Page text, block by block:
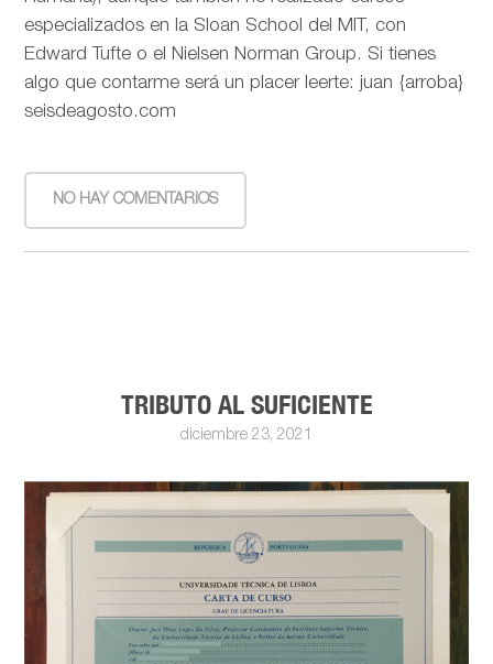
especializados en la Sloan School del MIT, con
Edward Tufte o el Nielsen Norman Group. Si tienes
algo que contarme será un placer leerte: juan {arroba}
seisdeagosto.com
NO HAY COMENTARIOS
TRIBUTO AL SUFICIENTE
diciembre 23, 2021